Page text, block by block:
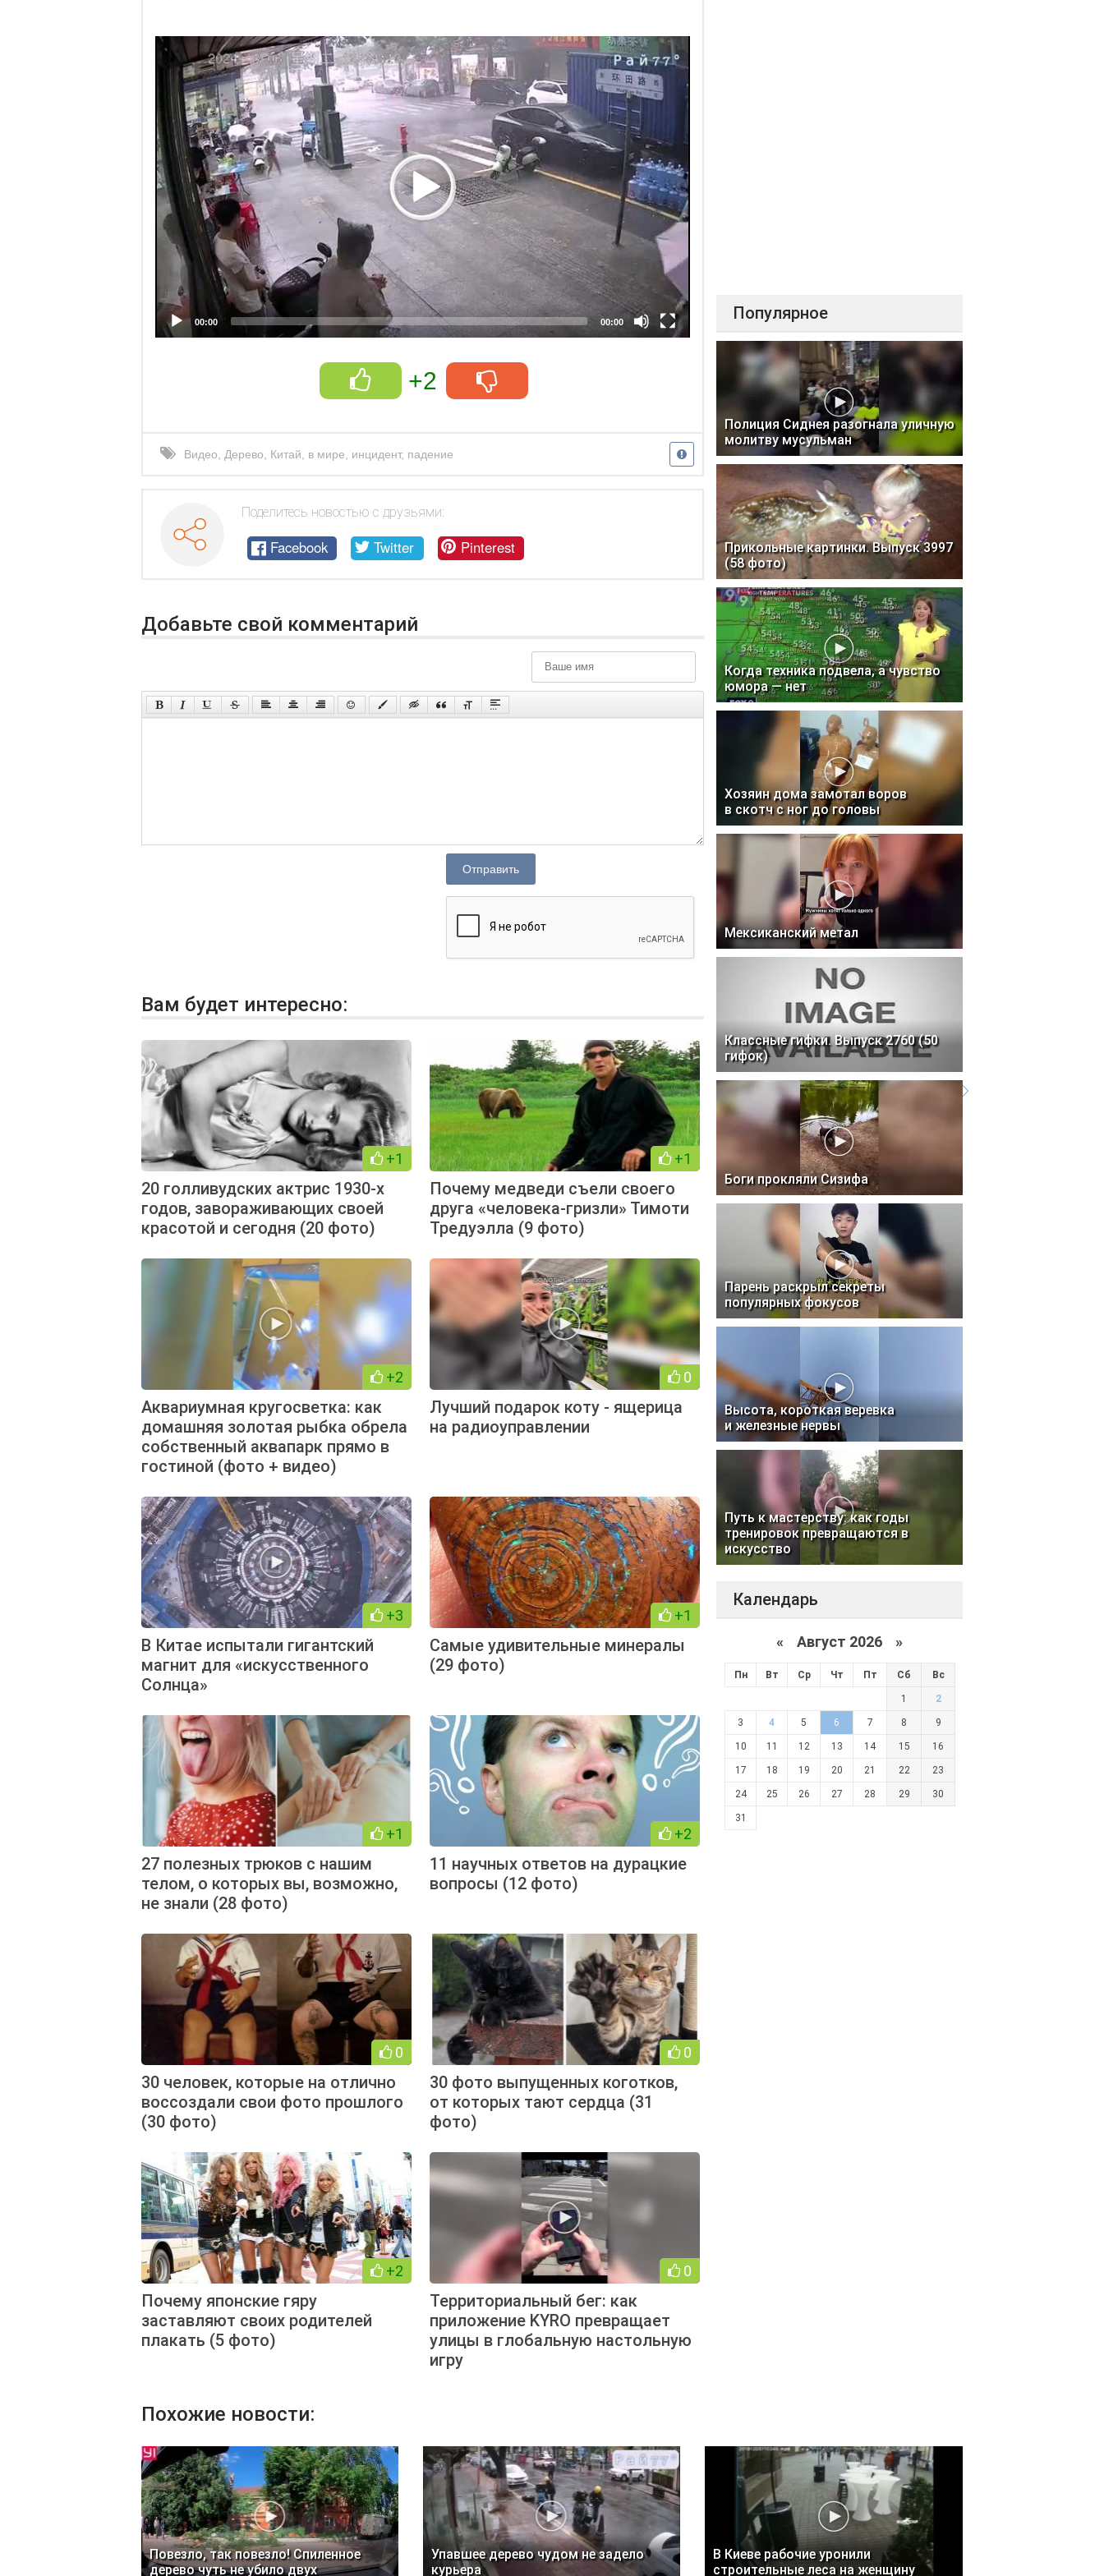
Video
Player
00:00 00:00
+2
Видео Дерево Китай в мире инцидент, падение
Поделитесь новостью с друзьями:
Facebook Twitter Pinterest
Добавьте свой комментарий
Отправить
Вам будет интересно:
+1
20 голливудских актрис 1930-х
годов, завораживающих своей
красотой и сегодня (20 фото)
+1
Почему медведи съели своего
друга «человека-гризли» Тимоти
Тредуэлла (9 фото)
+2
Аквариумная кругосветка: как
домашняя золотая рыбка обрела
собственный аквапарк прямо в
гостиной (фото + видео)
0
Лучший подарок коту - ящерица
на радиоуправлении
+3
В Китае испытали гигантский
магнит для «искусственного
Солнца»
+1
Самые удивительные минералы
(29 фото)
+1
27 полезных трюков с нашим
телом, о которых вы, возможно,
не знали (28 фото)
+2
11 научных ответов на дурацкие
вопросы (12 фото)
0
30 человек, которые на отлично
воссоздали свои фото прошлого
(30 фото)
0
30 фото выпущенных коготков,
от которых тают сердца (31
фото)
+2
Почему японские гяру
заставляют своих родителей
плакать (5 фото)
0
Территориальный бег: как
приложение KYRO превращает
улицы в глобальную настольную
игру
Популярное
Полиция Сиднея разогнала уличную
молитву мусульман
Прикольные картинки. Выпуск 3997
(58 фото)
Когда техника подвела, а чувство
юмора — нет
Хозяин дома замотал воров
в скотч с ног до головы
Мексиканский метал
Классные гифки. Выпуск 2760 (50
гифок)
Боги прокляли Сизифа
Парень раскрыл секреты
популярных фокусов
Высота, короткая веревка
и железные нервы
Путь к мастерству: как годы
тренировок превращаются в
искусство
Календарь
« Август 2026 »
Пн Вт Ср Чт Пт Сб Вс
1 2
3 4 5 6 7 8 9
10 11 12 13 14 15 16
17 18 19 20 21 22 23
24 25 26 27 28 29 30
31
Похожие новости:
Повезло, так повезло! Спиленное
дерево чуть не убило двух
Упавшее дерево чудом не задело
курьера
В Киеве рабочие уронили
строительные леса на женщину